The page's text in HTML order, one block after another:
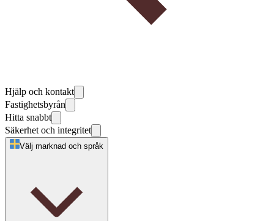
Hjälp och kontakt
Fastighetsbyrån
Hitta snabbt
Säkerhet och integritet
Välj marknad och språk